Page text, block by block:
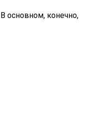
основном, конечно,